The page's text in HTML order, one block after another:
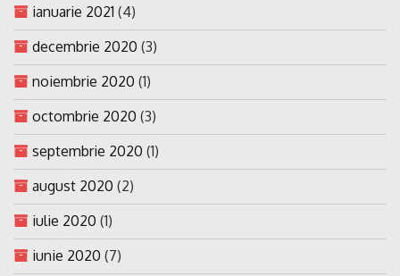
ianuarie 2021 (4)
decembrie 2020 (3)
noiembrie 2020 (1)
octombrie 2020 (3)
septembrie 2020 (1)
august 2020 (2)
iulie 2020 (1)
iunie 2020 (7)